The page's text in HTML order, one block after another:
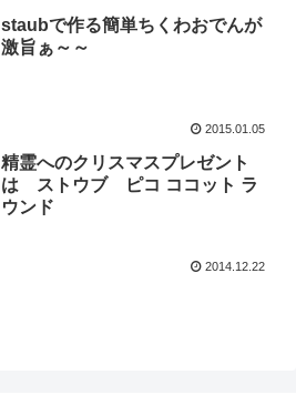
staubで作る簡単ちくわおでんが
激旨ぁ～～
2015.01.05
精霊へのクリスマスプレゼント
は ストウブ ピコ ココット ラ
ウンド
2014.12.22